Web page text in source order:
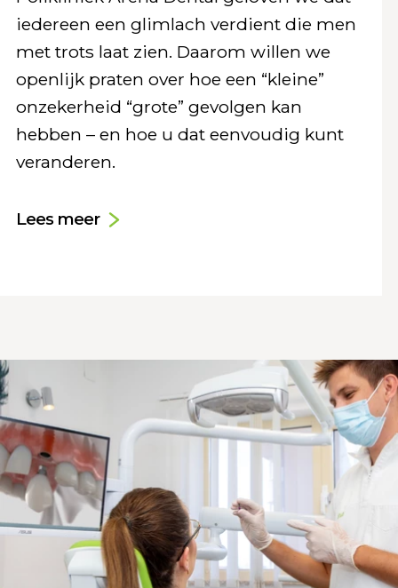
iedereen een glimlach verdient die men
met trots laat zien. Daarom willen we
openlijk praten over hoe een “kleine”
onzekerheid “grote” gevolgen kan
hebben – en hoe u dat eenvoudig kunt
veranderen.
Lees meer